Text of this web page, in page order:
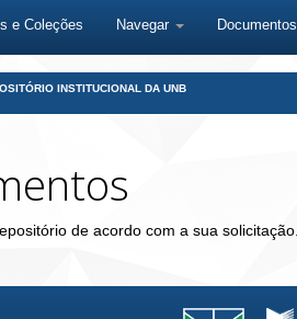
e Coleções Navegar Documentos
INSTITUCIONAL DA UNB
de acordo com a sua solicitação.